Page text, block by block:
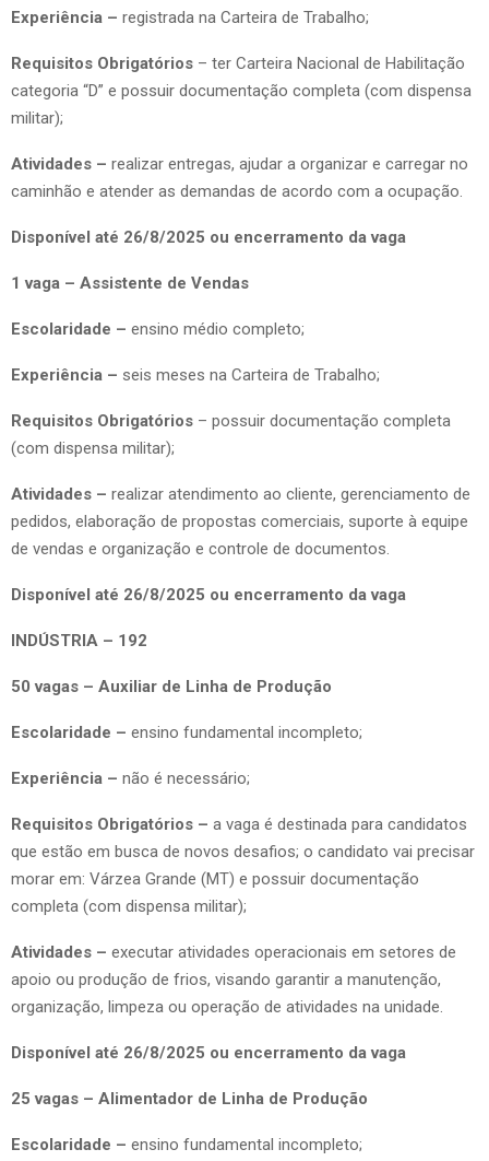
Experiência – registrada na Carteira de Trabalho;
Requisitos Obrigatórios – ter Carteira Nacional de Habilitação
categoria “D” e possuir documentação completa (com dispensa
militar);
Atividades – realizar entregas, ajudar a organizar e carregar no
caminhão e atender as demandas de acordo com a ocupação.
Disponível até 26/8/2025 ou encerramento da vaga
1 vaga – Assistente de Vendas
Escolaridade – ensino médio completo;
Experiência – seis meses na Carteira de Trabalho;
Requisitos Obrigatórios – possuir documentação completa
(com dispensa militar);
Atividades – realizar atendimento ao cliente, gerenciamento de
pedidos, elaboração de propostas comerciais, suporte à equipe
de vendas e organização e controle de documentos.
Disponível até 26/8/2025 ou encerramento da vaga
INDÚSTRIA – 192
50 vagas – Auxiliar de Linha de Produção
Escolaridade – ensino fundamental incompleto;
Experiência – não é necessário;
Requisitos Obrigatórios – a vaga é destinada para candidatos
que estão em busca de novos desafios; o candidato vai precisar
morar em: Várzea Grande (MT) e possuir documentação
completa (com dispensa militar);
Atividades – executar atividades operacionais em setores de
apoio ou produção de frios, visando garantir a manutenção,
organização, limpeza ou operação de atividades na unidade.
Disponível até 26/8/2025 ou encerramento da vaga
25 vagas – Alimentador de Linha de Produção
Escolaridade – ensino fundamental incompleto;